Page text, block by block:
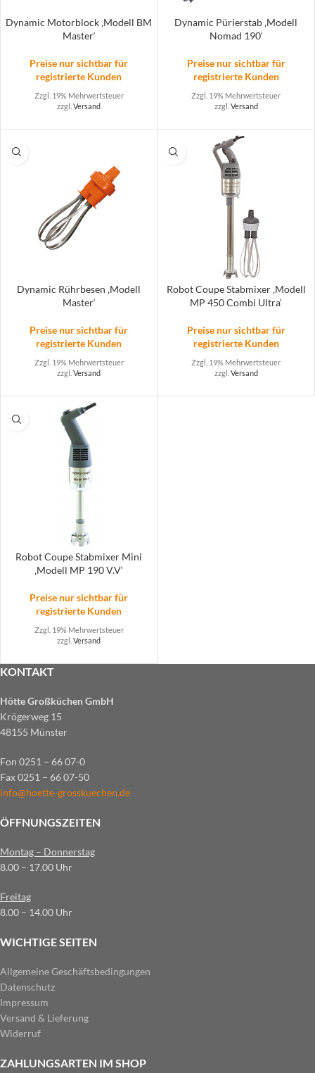
Dynamic Motorblock ‚Modell BM
Master‘
Preise nur sichtbar für
registrierte Kunden
Zzgl. 19% Mehrwertsteuer
zzgl.Versand
Dynamic Pürierstab ‚Modell
Nomad 190‘
Preise nur sichtbar für
registrierte Kunden
Zzgl. 19% Mehrwertsteuer
zzgl. Versand
Dynamic Rührbesen ‚Modell
Master‘
Preise nur sichtbar für
registrierte Kunden
Zzgl. 19% Mehrwertsteuer
zzgl.Versand
Robot Coupe Stabmixer ‚Modell
MP 450 Combi Ultra‘
Preise nur sichtbar für
registrierte Kunden
Zzgl. 19% Mehrwertsteuer
zzgl. Versand
Robot Coupe Stabmixer Mini
‚Modell MP 190 V.V‘
Preise nur sichtbar für
registrierte Kunden
Zzgl. 19% Mehrwertsteuer
zzgl.Versand
KONTAKT
Hötte Großküchen GmbH
Krögerweg 15
48155 Münster
Fon 0251 – 66 07-0
Fax 0251 – 66 07-50
info@hoette-grosskuechen.de
ÖFFNUNGSZEITEN
Montag – Donnerstag
8.00 – 17.00 Uhr
Freitag
8.00 – 14.00 Uhr
WICHTIGE SEITEN
Allgemeine Geschäftsbedingungen
Datenschutz
Impressum
Versand & Lieferung
Widerruf
ZAHLUNGSARTEN IM SHOP